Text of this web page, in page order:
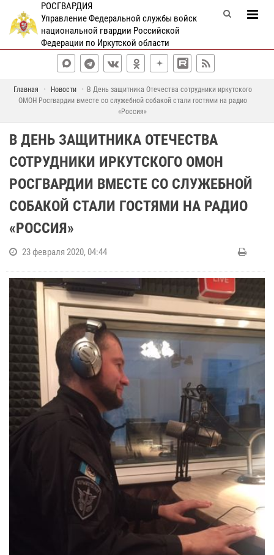
РОСГВАРДИЯ
Управление Федеральной службы войск
национальной гвардии Российской
Федерации по Иркутской области
Главная Новости
В День защитника Отечества сотрудники иркутского
ОМОН Росгвардии вместе со служебной собакой стали гостями на радио
«Россия»
В ДЕНЬ ЗАЩИТНИКА ОТЕЧЕСТВА
СОТРУДНИКИ ИРКУТСКОГО ОМОН
РОСГВАРДИИ ВМЕСТЕ СО СЛУЖЕБНОЙ
СОБАКОЙ СТАЛИ ГОСТЯМИ НА РАДИО
«РОССИЯ»
23 февраля 2020, 04:44